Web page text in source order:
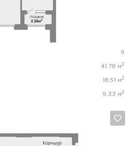
9
41.78 м 2
18.51 м 2
9.33 м 2